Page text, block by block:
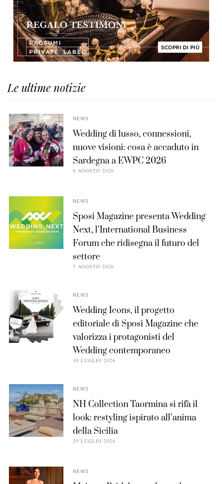
Le ultime notizie
NEWS
Wedding di lusso, connessioni,
nuove visioni: cosa è accaduto in
Sardegna a EWPC 2026
6 AGOSTO 2026
NEWS
Sposi Magazine presenta Wedding
Next, l’International Business
Forum che ridisegna il futuro del
settore
5 AGOSTO 2026
NEWS
Wedding Icons, il progetto
editoriale di Sposi Magazine che
valorizza i protagonisti del
Wedding contemporaneo
30 LUGLIO 2026
NEWS
NH Collection Taormina si rifà il
look: restyling ispirato all’anima
della Sicilia
29 LUGLIO 2026
NEWS